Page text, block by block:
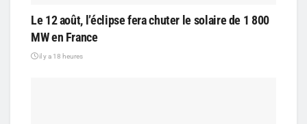
Le 12 août, l’éclipse fera chuter le solaire de 1 800
MW en France
il y a 18 heures